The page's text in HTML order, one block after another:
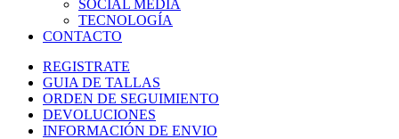
SOCIAL MEDIA
TECNOLOGÍA
CONTACTO
REGISTRATE
GUIA DE TALLAS
ORDEN DE SEGUIMIENTO
DEVOLUCIONES
INFORMACIÓN DE ENVIO